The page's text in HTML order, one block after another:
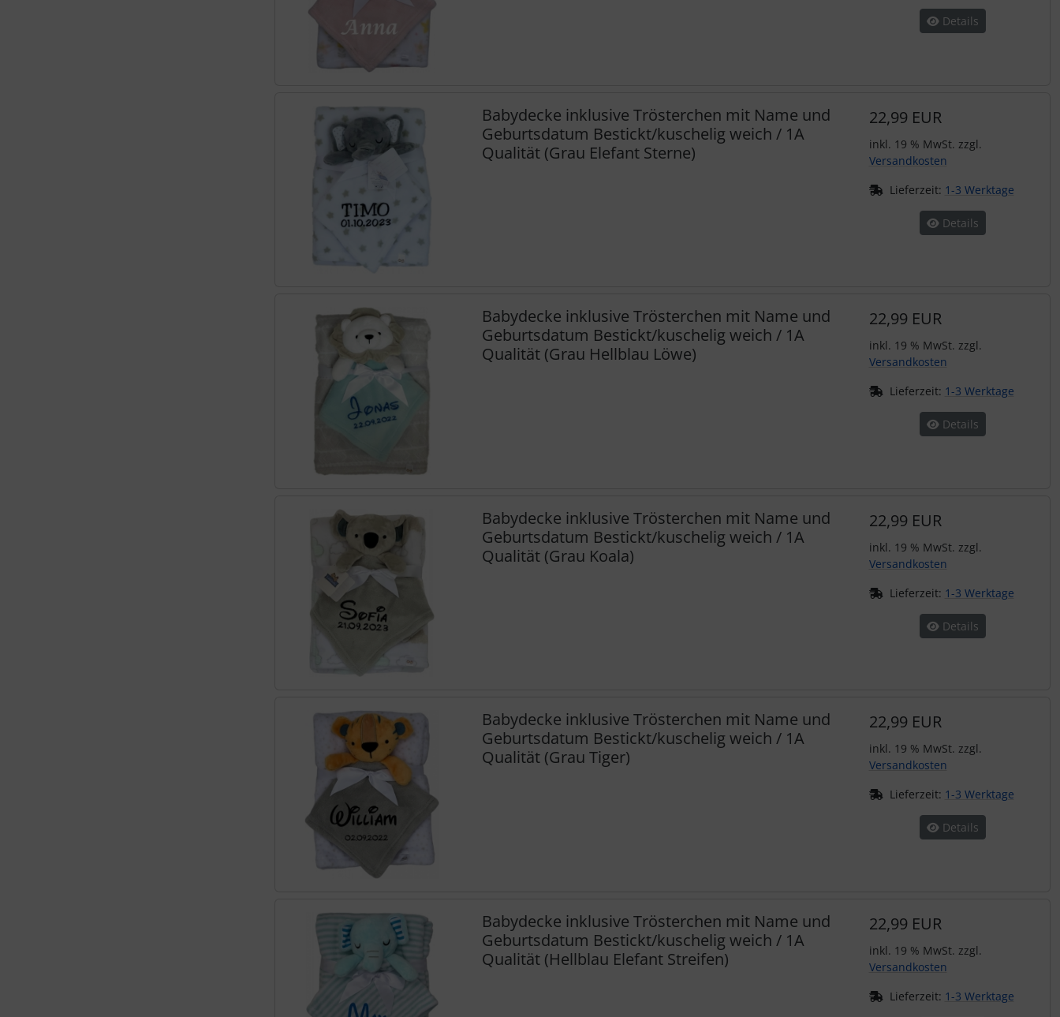
Details
Babydecke inklusive Trösterchen mit Name und
Geburtsdatum Bestickt/kuschelig weich / 1A
Qualität (Grau Elefant Sterne)
22,99 EUR
inkl. 19 % MwSt. zzgl.
Versandkosten
Lieferzeit: 1-3 Werktage
Details
Babydecke inklusive Trösterchen mit Name und
Geburtsdatum Bestickt/kuschelig weich / 1A
Qualität (Grau Hellblau Löwe)
22,99 EUR
inkl. 19 % MwSt. zzgl.
Versandkosten
Lieferzeit: 1-3 Werktage
Details
Babydecke inklusive Trösterchen mit Name und
Geburtsdatum Bestickt/kuschelig weich / 1A
Qualität (Grau Koala)
22,99 EUR
inkl. 19 % MwSt. zzgl.
Versandkosten
Lieferzeit: 1-3 Werktage
Details
Babydecke inklusive Trösterchen mit Name und
Geburtsdatum Bestickt/kuschelig weich / 1A
Qualität (Grau Tiger)
22,99 EUR
inkl. 19 % MwSt. zzgl.
Versandkosten
Lieferzeit: 1-3 Werktage
Details
Babydecke inklusive Trösterchen mit Name und
Geburtsdatum Bestickt/kuschelig weich / 1A
Qualität (Hellblau Elefant Streifen)
22,99 EUR
inkl. 19 % MwSt. zzgl.
Versandkosten
Lieferzeit: 1-3 Werktage